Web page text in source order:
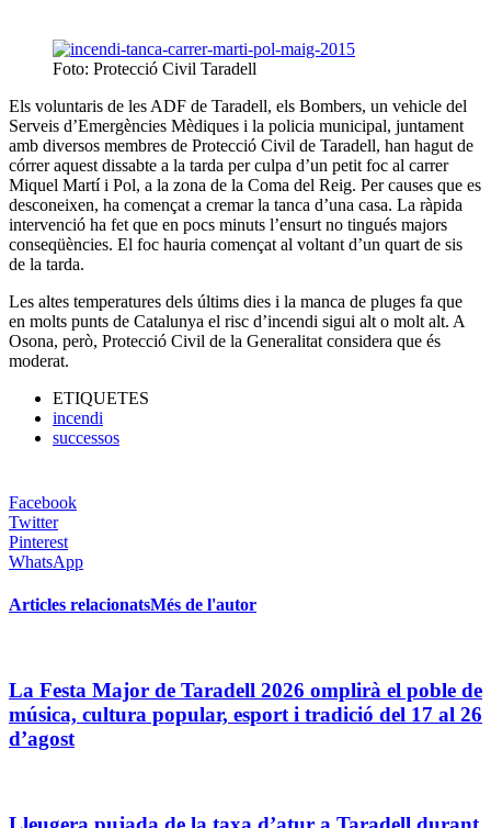
Foto: Protecció Civil Taradell
Els voluntaris de les ADF de Taradell, els Bombers, un vehicle del
Serveis d’Emergències Mèdiques i la policia municipal, juntament
amb diversos membres de Protecció Civil de Taradell, han hagut de
córrer aquest dissabte a la tarda per culpa d’un petit foc al carrer
Miquel Martí i Pol, a la zona de la Coma del Reig. Per causes que es
desconeixen, ha començat a cremar la tanca d’una casa. La ràpida
intervenció ha fet que en pocs minuts l’ensurt no tingués majors
conseqüències. El foc hauria començat al voltant d’un quart de sis
de la tarda.
Les altes temperatures dels últims dies i la manca de pluges fa que
en molts punts de Catalunya el risc d’incendi sigui alt o molt alt. A
Osona, però, Protecció Civil de la Generalitat considera que és
moderat.
ETIQUETES
incendi
successos
Facebook
Twitter
Pinterest
WhatsApp
Articles relacionatsMés de l'autor
La Festa Major de Taradell 2026 omplirà el poble de
música, cultura popular, esport i tradició del 17 al 26
d’agost